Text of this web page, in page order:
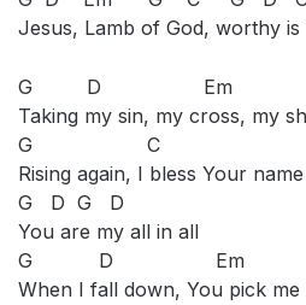
Jesus, Lamb of God, worthy is
G D Em
Taking my sin, my cross, my
G C
Rising again, I bless Your name
G D G D
You are my all in all
G D Em
When I fall down, You pick me